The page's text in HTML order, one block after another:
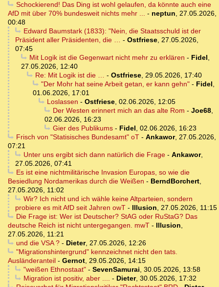
Schockierend! Das Ding ist wohl gelaufen, da könnte auch eine
AfD mit über 70% bundesweit nichts mehr ... - neptun, 27.05.2026,
00:48
Edward Baumstark (1833): "Nein, die Staatsschuld ist der
Präsident aller Präsidenten, die … - Ostfriese, 27.05.2026,
07:45
Mit Logik ist die Gegenwart nicht mehr zu erklären - Fidel,
27.05.2026, 12:40
Re: Mit Logik ist die … - Ostfriese, 29.05.2026, 17:40
"Der Mohr hat seine Arbeit getan, er kann gehn"- Fidel,
01.06.2026, 17:01
Loslassen - Ostfriese, 02.06.2026, 12:05
Der Westen erinnert mich an das alte Rom - Joe68,
02.06.2026, 16:23
Gier des Publikums- Fidel, 02.06.2026, 16:23
Frisch von "Statisisches Bundesamt" oT- Ankawor, 27.05.2026,
07:21
Unter uns ergibt sich dann natürlich die Frage- Ankawor,
27.05.2026, 07:41
Es ist eine nichtmilitärische Invasion Europas, so wie die
Besiedlung Nordamerikas durch die Weißen - BerndBorchert,
27.05.2026, 11:02
Wir? Ich nicht und ich wähle keine Altparteien, sondern
probiere es mit AfD seit Jahren owT - Illusion, 27.05.2026, 11:15
Die Frage ist: Wer ist Deutscher? StAG oder RuStaG? Das
deutsche Reich ist nicht untergegangen. mwT - Illusion,
27.05.2026, 11:21
und die VSA ?- Dieter, 27.05.2026, 12:26
"Migrationshintergrund" kennzeichnet nicht den tats.
Ausländeranteil - Gernot, 29.05.2026, 14:15
"weißen Ethnostaat"- SevenSamurai, 30.05.2026, 13:58
Migration ist positiv, aber .... - Dieter, 30.05.2026, 17:32